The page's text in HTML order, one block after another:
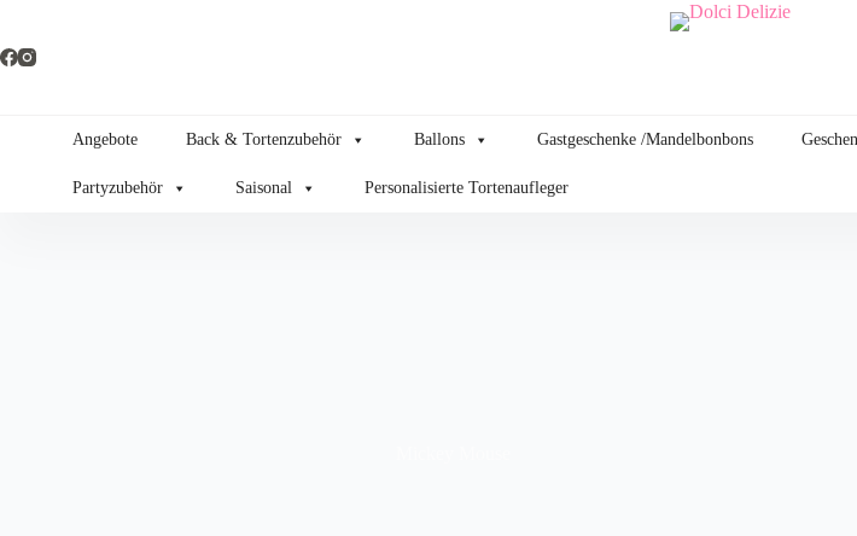
springen
Angebote Back & Tortenzubehör Ballons Gastgeschenke /Mandelbonbons
Partyzubehör Saisonal Personalisierte Tortenaufleger